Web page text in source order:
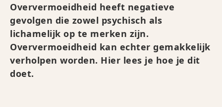
Oververmoeidheid heeft negatieve
gevolgen die zowel psychisch als
lichamelijk op te merken zijn.
Oververmoeidheid kan echter gemakkelijk
verholpen worden. Hier lees je hoe je dit
doet.